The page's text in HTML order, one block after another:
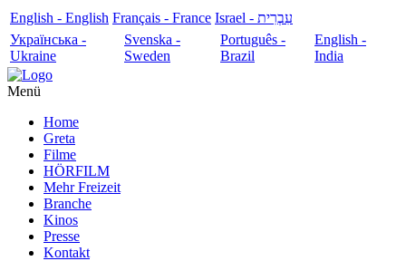
English - English Français - France
עִבְרִית - Israel
Українська -
Ukraine
Svenska -
Sweden
Português -
Brazil
English -
India
Menü
Home
Greta
Filme
HÖRFILM
Mehr Freizeit
Branche
Kinos
Presse
Kontakt